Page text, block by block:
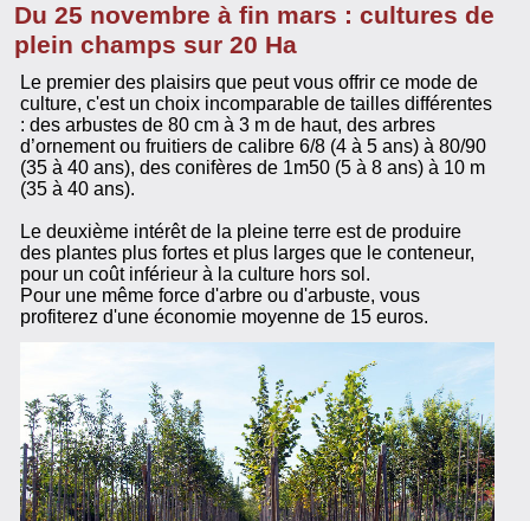
Du 25 novembre à fin mars : cultures de
plein champs sur 20 Ha
Le premier des plaisirs que peut vous offrir ce mode de
culture, c'est un choix incomparable de tailles différentes
: des arbustes de 80 cm à 3 m de haut, des arbres
d’ornement ou fruitiers de calibre 6/8 (4 à 5 ans) à 80/90
(35 à 40 ans), des conifères de 1m50 (5 à 8 ans) à 10 m
(35 à 40 ans).
Le deuxième intérêt de la pleine terre est de produire
des plantes plus fortes et plus larges que le conteneur,
pour un coût inférieur à la culture hors sol.
Pour une même force d'arbre ou d'arbuste, vous
profiterez d'une économie moyenne de 15 euros.